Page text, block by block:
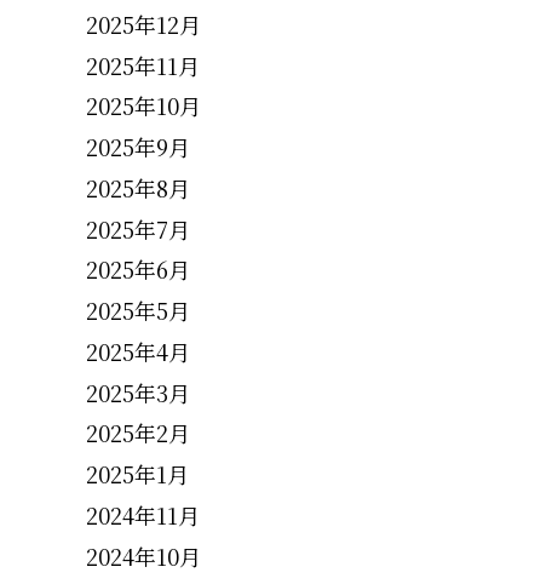
2025年12月
2025年11月
2025年10月
2025年9月
2025年8月
2025年7月
2025年6月
2025年5月
2025年4月
2025年3月
2025年2月
2025年1月
2024年11月
2024年10月